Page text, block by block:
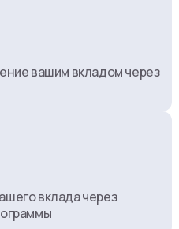
вашим вкладом через
вклада через